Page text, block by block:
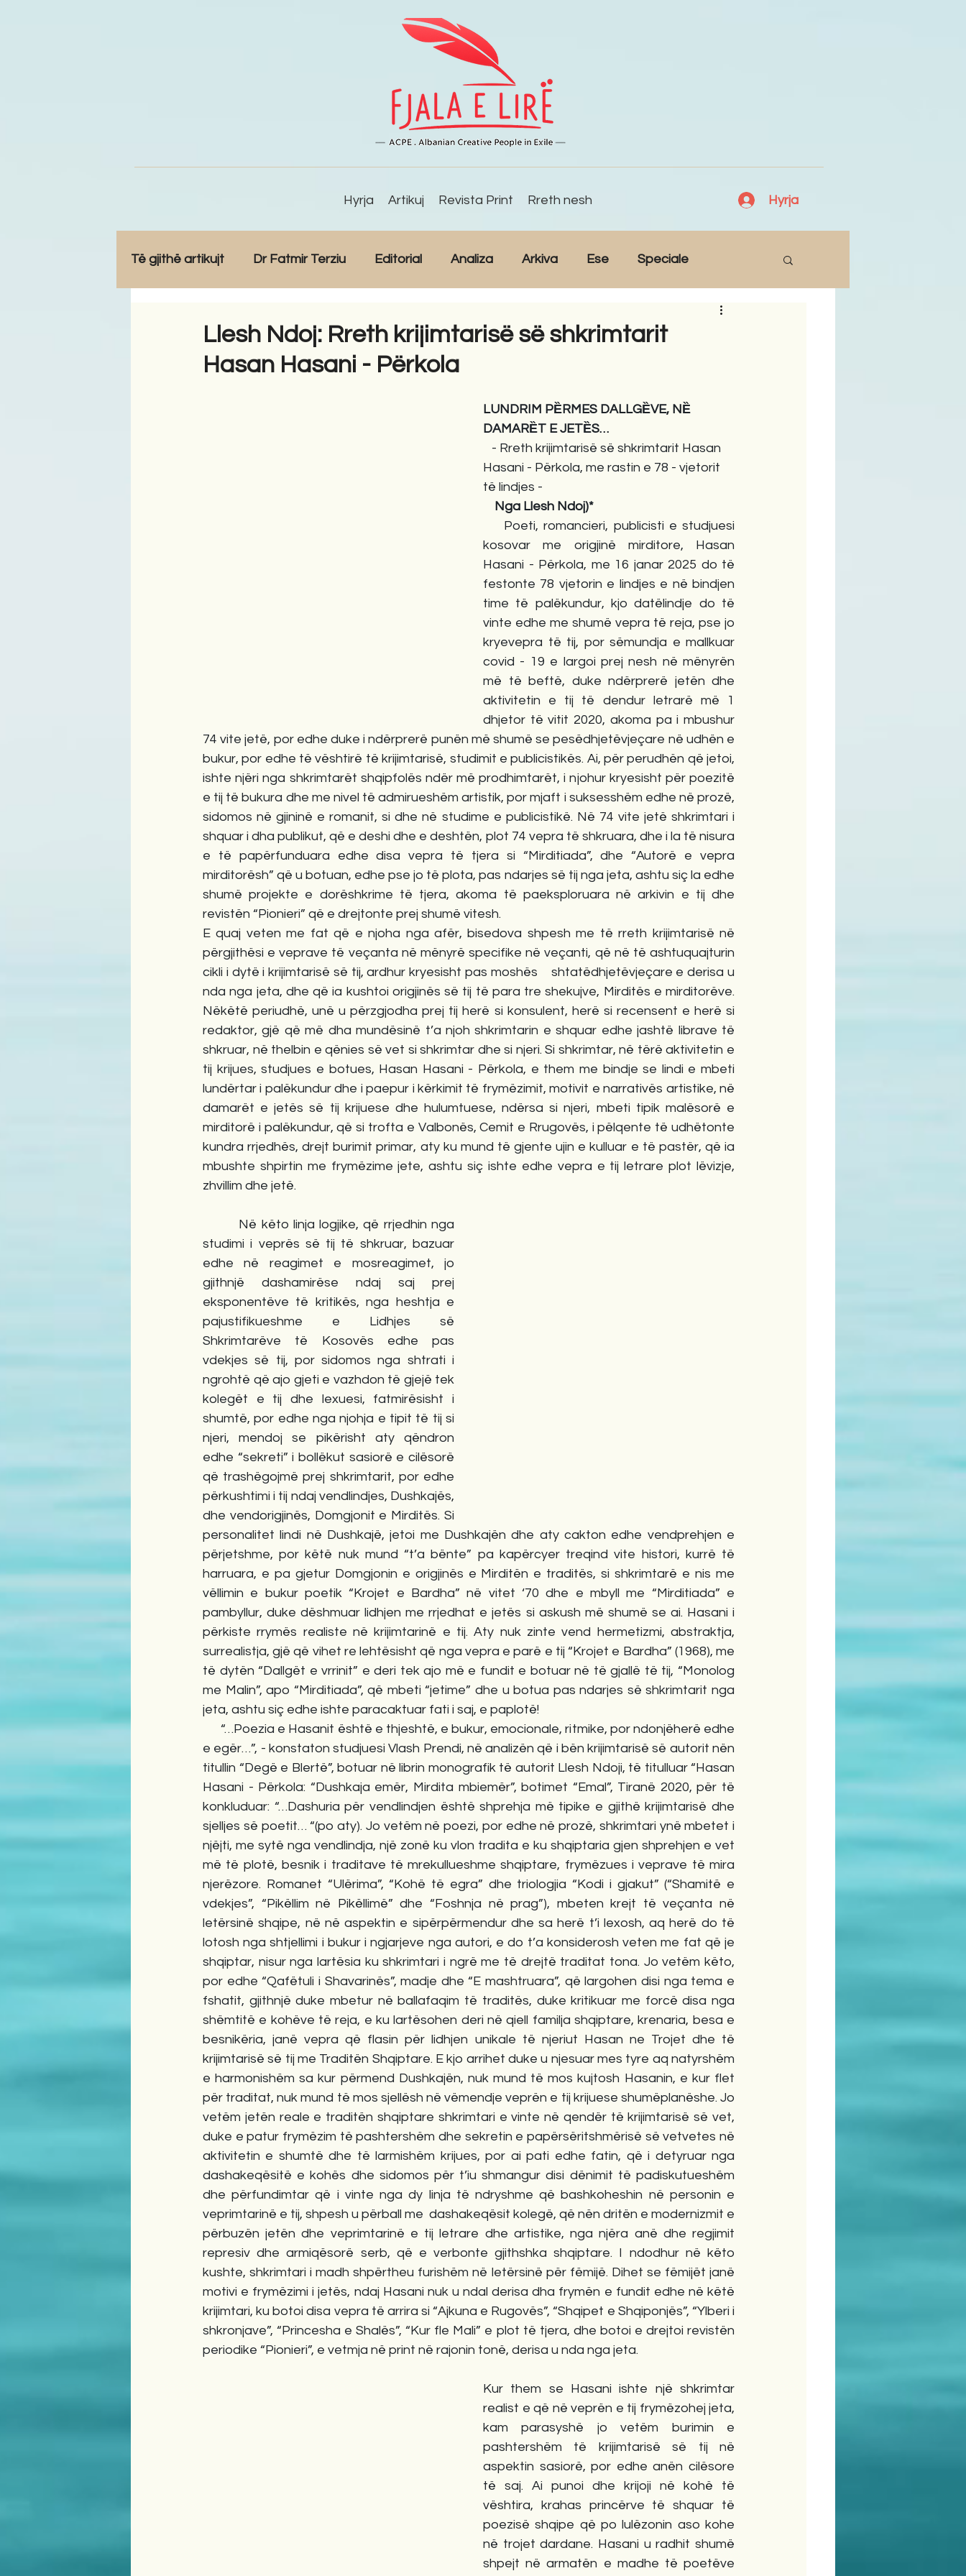
Hyrja Artikuj Revista Print Rreth nesh Hyrja
Të gjithë artikujt Dr Fatmir Terziu Editorial Analiza Arkiva Ese Speciale
Antologji Poezi Tregime Novela Romane
Llesh Ndoj: Rreth krijimtarisë së shkrimtarit
Hasan Hasani - Përkola
LUNDRIM PȄRMES DALLGȄVE, NȄ
DAMARȄT E JETȄS…
- Rreth krijimtarisë së shkrimtarit Hasan
Hasani - Përkola, me rastin e 78 - vjetorit
të lindjes -
Nga Llesh Ndoj)*
Poeti, romancieri, publicisti e studjuesi
kosovar me origjinë mirditore, Hasan
Hasani - Përkola, me 16 janar 2025 do të
festonte 78 vjetorin e lindjes e në bindjen
time të palëkundur, kjo datëlindje do të
vinte edhe me shumë vepra të reja, pse jo
kryevepra të tij, por sëmundja e mallkuar
covid - 19 e largoi prej nesh në mënyrën
më të beftë, duke ndërprerë jetën dhe
aktivitetin e tij të dendur letrarë më 1
dhjetor të vitit 2020, akoma pa i mbushur
74 vite jetë, por edhe duke i ndërprerë punën më shumë se pesëdhjetëvjeçare në udhën e
bukur, por edhe të vështirë të krijimtarisë, studimit e publicistikës. Ai, për perudhën që jetoi,
ishte njëri nga shkrimtarët shqipfolës ndër më prodhimtarët, i njohur kryesisht për poezitë
e tij të bukura dhe me nivel të admirueshëm artistik, por mjaft i suksesshëm edhe në prozë,
sidomos në gjininë e romanit, si dhe në studime e publicistikë. Në 74 vite jetë shkrimtari i
shquar i dha publikut, që e deshi dhe e deshtën, plot 74 vepra të shkruara, dhe i la të nisura
e të papërfunduara edhe disa vepra të tjera si “Mirditiada”, dhe “Autorë e vepra
mirditorësh” që u botuan, edhe pse jo të plota, pas ndarjes së tij nga jeta, ashtu siç la edhe
shumë projekte e dorëshkrime të tjera, akoma të paeksploruara në arkivin e tij dhe
revistën “Pionieri” që e drejtonte prej shumë vitesh.
E quaj veten me fat që e njoha nga afër, bisedova shpesh me të rreth krijimtarisë në
përgjithësi e veprave të veçanta në mënyrë specifike në veçanti, që në të ashtuquajturin
cikli i dytë i krijimtarisë së tij, ardhur kryesisht pas moshës    shtatëdhjetëvjeçare e derisa u
nda nga jeta, dhe që ia kushtoi origjinës së tij të para tre shekujve, Mirditës e mirditorëve.
Nëkëtë periudhë, unë u përzgjodha prej tij herë si konsulent, herë si recensent e herë si
redaktor, gjë që më dha mundësinë t’a njoh shkrimtarin e shquar edhe jashtë librave të
shkruar, në thelbin e qënies së vet si shkrimtar dhe si njeri. Si shkrimtar, në tërë aktivitetin e
tij krijues, studjues e botues, Hasan Hasani - Përkola, e them me bindje se lindi e mbeti
lundërtar i palëkundur dhe i paepur i kërkimit të frymëzimit, motivit e narrativës artistike, në
damarët e jetës së tij krijuese dhe hulumtuese, ndërsa si njeri, mbeti tipik malësorë e
mirditorë i palëkundur, që si trofta e Valbonës, Cemit e Rrugovës, i pëlqente të udhëtonte
kundra rrjedhës, drejt burimit primar, aty ku mund të gjente ujin e kulluar e të pastër, që ia
mbushte shpirtin me frymëzime jete, ashtu siç ishte edhe vepra e tij letrare plot lëvizje,
zhvillim dhe jetë.
Në këto linja logjike, që rrjedhin nga
studimi i veprës së tij të shkruar, bazuar
edhe në reagimet e mosreagimet, jo
gjithnjë dashamirëse ndaj saj prej
eksponentëve të kritikës, nga heshtja e
pajustifikueshme e Lidhjes së
Shkrimtarëve të Kosovës edhe pas
vdekjes së tij, por sidomos nga shtrati i
ngrohtë që ajo gjeti e vazhdon të gjejë tek
kolegët e tij dhe lexuesi, fatmirësisht i
shumtë, por edhe nga njohja e tipit të tij si
njeri, mendoj se pikërisht aty qëndron
edhe “sekreti” i bollëkut sasiorë e cilësorë
që trashëgojmë prej shkrimtarit, por edhe
përkushtimi i tij ndaj vendlindjes, Dushkajës,
dhe vendorigjinës, Domgjonit e Mirditës. Si
personalitet lindi në Dushkajë, jetoi me Dushkajën dhe aty cakton edhe vendprehjen e
përjetshme, por këtë nuk mund “t’a bënte” pa kapërcyer treqind vite histori, kurrë të
harruara, e pa gjetur Domgjonin e origjinës e Mirditën e traditës, si shkrimtarë e nis me
vëllimin e bukur poetik “Krojet e Bardha” në vitet ‘70 dhe e mbyll me “Mirditiada” e
pambyllur, duke dëshmuar lidhjen me rrjedhat e jetës si askush më shumë se ai. Hasani i
përkiste rrymës realiste në krijimtarinë e tij. Aty nuk zinte vend hermetizmi, abstraktja,
surrealistja, gjë që vihet re lehtësisht që nga vepra e parë e tij “Krojet e Bardha” (1968), me
të dytën “Dallgët e vrrinit” e deri tek ajo më e fundit e botuar në të gjallë të tij, “Monolog
me Malin”, apo “Mirditiada”, që mbeti “jetime” dhe u botua pas ndarjes së shkrimtarit nga
jeta, ashtu siç edhe ishte paracaktuar fati i saj, e paplotë!
“…Poezia e Hasanit është e thjeshtë, e bukur, emocionale, ritmike, por ndonjëherë edhe
e egër…”, - konstaton studjuesi Vlash Prendi, në analizën që i bën krijimtarisë së autorit nën
titullin “Degë e Blertë”, botuar në librin monografik të autorit Llesh Ndoji, të titulluar “Hasan
Hasani - Përkola: “Dushkaja emër, Mirdita mbiemër”, botimet “Emal”, Tiranë 2020, për të
konkluduar: “…Dashuria për vendlindjen është shprehja më tipike e gjithë krijimtarisë dhe
sjelljes së poetit… “(po aty). Jo vetëm në poezi, por edhe në prozë, shkrimtari ynë mbetet i
njëjti, me sytë nga vendlindja, një zonë ku vlon tradita e ku shqiptaria gjen shprehjen e vet
më të plotë, besnik i traditave të mrekullueshme shqiptare, frymëzues i veprave të mira
njerëzore. Romanet “Ulërima”, “Kohë të egra” dhe triologjia “Kodi i gjakut” (“Shamitë e
vdekjes”, “Pikëllim në Pikëllimë” dhe “Foshnja në prag”), mbeten krejt të veçanta në
letërsinë shqipe, në në aspektin e sipërpërmendur dhe sa herë t’i lexosh, aq herë do të
lotosh nga shtjellimi i bukur i ngjarjeve nga autori, e do t’a konsiderosh veten me fat që je
shqiptar, nisur nga lartësia ku shkrimtari i ngrë me të drejtë traditat tona. Jo vetëm këto,
por edhe “Qafëtuli i Shavarinës”, madje dhe “E mashtruara”, që largohen disi nga tema e
fshatit, gjithnjë duke mbetur në ballafaqim të traditës, duke kritikuar me forcë disa nga
shëmtitë e kohëve të reja, e ku lartësohen deri në qiell familja shqiptare, krenaria, besa e
besnikëria, janë vepra që flasin për lidhjen unikale të njeriut Hasan ne Trojet dhe të
krijimtarisë së tij me Traditën Shqiptare. E kjo arrihet duke u njesuar mes tyre aq natyrshëm
e harmonishëm sa kur përmend Dushkajën, nuk mund të mos kujtosh Hasanin, e kur flet
për traditat, nuk mund të mos sjellësh në vëmendje veprën e tij krijuese shumëplanëshe. Jo
vetëm jetën reale e traditën shqiptare shkrimtari e vinte në qendër të krijimtarisë së vet,
duke e patur frymëzim të pashtershëm dhe sekretin e papërsëritshmërisë së vetvetes në
aktivitetin e shumtë dhe të larmishëm krijues, por ai pati edhe fatin, që i detyruar nga
dashakeqësitë e kohës dhe sidomos për t’iu shmangur disi dënimit të padiskutueshëm
dhe përfundimtar që i vinte nga dy linja të ndryshme që bashkoheshin në personin e
veprimtarinë e tij, shpesh u përball me  dashakeqësit kolegë, që nën dritën e modernizmit e
përbuzën jetën dhe veprimtarinë e tij letrare dhe artistike, nga njëra anë dhe regjimit
represiv dhe armiqësorë serb, që e verbonte gjithshka shqiptare. I ndodhur në këto
kushte, shkrimtari i madh shpërtheu furishëm në letërsinë për fëmijë. Dihet se fëmijët janë
motivi e frymëzimi i jetës, ndaj Hasani nuk u ndal derisa dha frymën e fundit edhe në këtë
krijimtari, ku botoi disa vepra të arrira si “Ajkuna e Rugovës”, “Shqipet e Shqiponjës”, “Ylberi i
shkronjave”, “Princesha e Shalës”, “Kur fle Mali” e plot të tjera, dhe botoi e drejtoi revistën
periodike “Pionieri”, e vetmja në print në rajonin tonë, derisa u nda nga jeta.
Kur them se Hasani ishte një shkrimtar
realist e që në veprën e tij frymëzohej jeta,
kam parasyshë jo vetëm burimin e
pashtershëm të krijimtarisë së tij në
aspektin sasiorë, por edhe anën cilësore
të saj. Ai punoi dhe krijoji në kohë të
vështira, krahas princërve të shquar të
poezisë shqipe që po lulëzonin aso kohe
në trojet dardane. Hasani u radhit shumë
shpejt në armatën e madhe të poetëve